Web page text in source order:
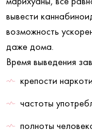
вывести
возможность
даже дома.
Время выведения
крепости
частоты
полноты